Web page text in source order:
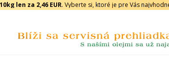
len za 2,46 EUR. Vyberte si, ktoré je pre Vás